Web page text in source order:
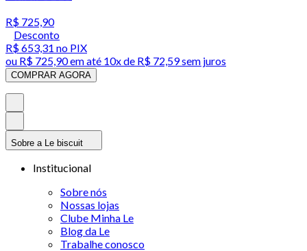
R$ 725,90
Desconto
R$ 653,31 no PIX
ou R$ 725,90em até 10x de R$ 72,59 sem juros
COMPRAR AGORA
Sobre a Le biscuit
Institucional
Sobre nós
Nossas lojas
Clube Minha Le
Blog da Le
Trabalhe conosco